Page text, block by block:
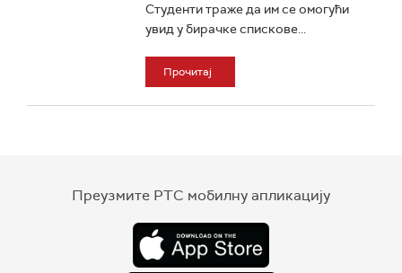
Студенти траже да им се омогући
увид у бирачке спискове...
Прочитај
Преузмите РТС мобилну апликацију